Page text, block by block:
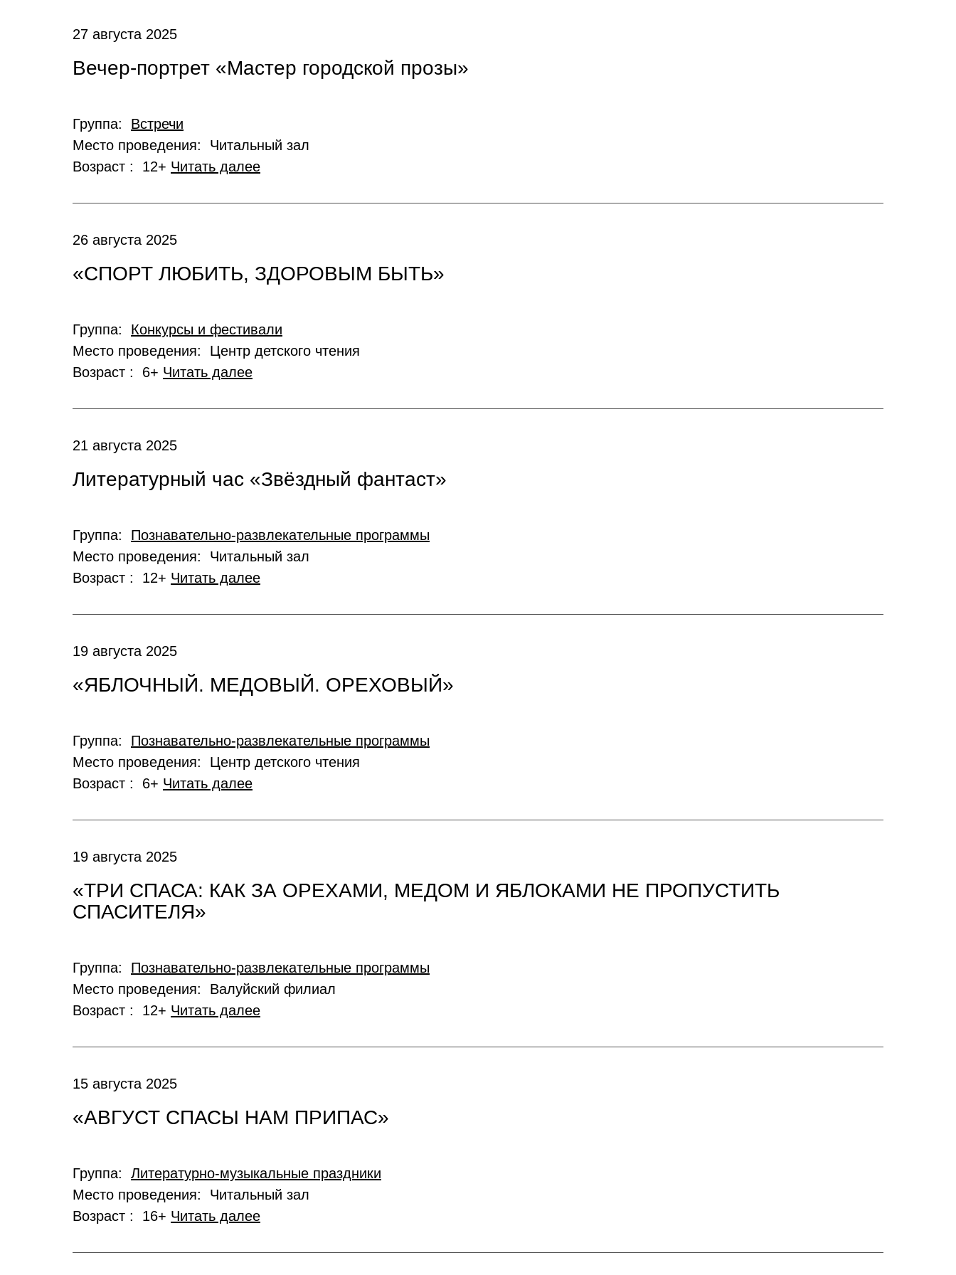
27 августа 2025
Вечер-портрет «Мастер городской прозы»
Группа: Встречи
Место проведения: Читальный зал
Возраст : 12+ Читать далее
26 августа 2025
«СПОРТ ЛЮБИТЬ, ЗДОРОВЫМ БЫТЬ»
Группа: Конкурсы и фестивали
Место проведения: Центр детского чтения
Возраст : 6+ Читать далее
21 августа 2025
Литературный час «Звёздный фантаст»
Группа: Познавательно-развлекательные программы
Место проведения: Читальный зал
Возраст : 12+ Читать далее
19 августа 2025
«ЯБЛОЧНЫЙ. МЕДОВЫЙ. ОРЕХОВЫЙ»
Группа: Познавательно-развлекательные программы
Место проведения: Центр детского чтения
Возраст : 6+ Читать далее
19 августа 2025
«ТРИ СПАСА: КАК ЗА ОРЕХАМИ, МЕДОМ И ЯБЛОКАМИ НЕ ПРОПУСТИТЬ
СПАСИТЕЛЯ»
Группа: Познавательно-развлекательные программы
Место проведения: Валуйский филиал
Возраст : 12+ Читать далее
15 августа 2025
«АВГУСТ СПАСЫ НАМ ПРИПАС»
Группа: Литературно-музыкальные праздники
Место проведения: Читальный зал
Возраст : 16+ Читать далее